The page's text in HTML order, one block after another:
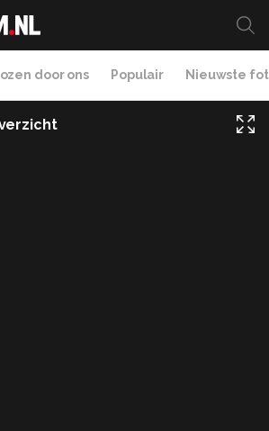
door ons Populair Nieuwste